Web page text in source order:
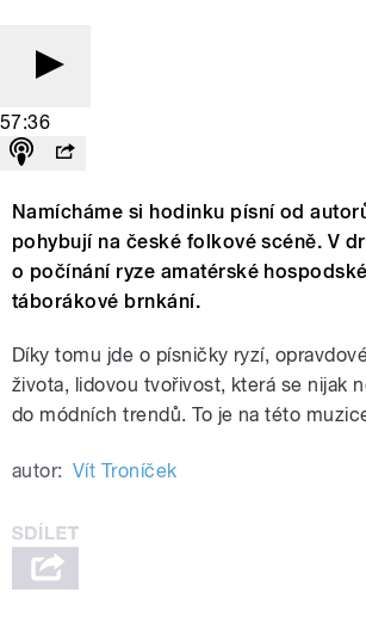
57:36
Namícháme si hodinku písní od
pohybují na české folkové scéně. V
o počínání ryze amatérské
táborákové brnkání.
Díky tomu jde o písničky ryzí,
života, lidovou tvořivost, která se nijak
do módních trendů. To je na této
autor: Vít Troníček